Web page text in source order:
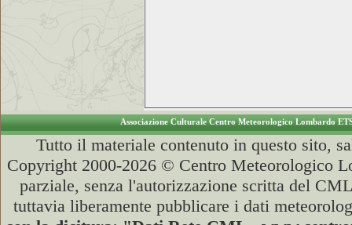
Associazione Culturale Centro Meteorologico Lombardo
Tutto il materiale contenuto in questo sito,
Copyright 2000-2026 © Centro Meteorologico
parziale, senza l'autorizzazione scritta del
tuttavia liberamente pubblicare i dati